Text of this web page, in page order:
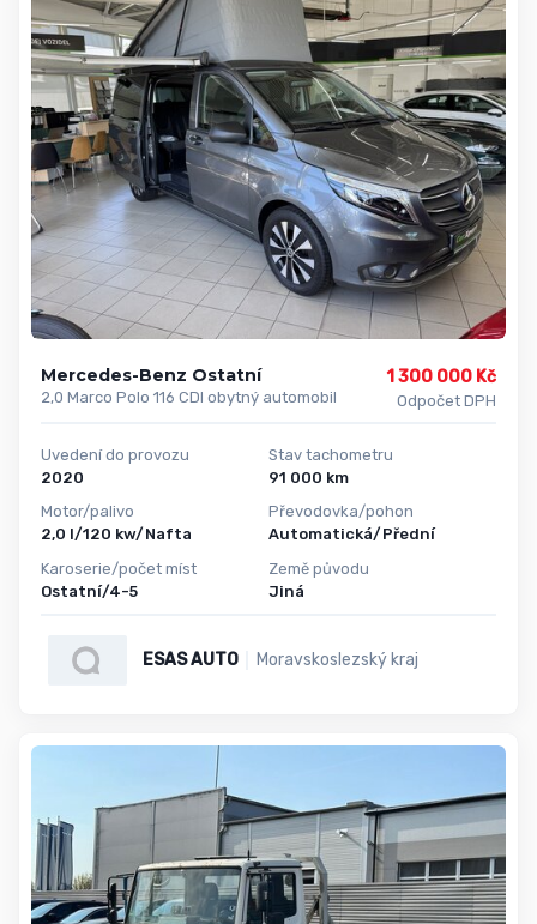
Mercedes-Benz Ostatní
2,0 Marco Polo 116 CDI obytný automobil
1 300 000 Kč
Odpočet DPH
Uvedení do provozu
2020
Motor/palivo
2,0 l/120 kw/Nafta
Karoserie/počet míst
Ostatní/4-5
Stav tachometru
91 000 km
Převodovka/pohon
Automatická/Přední
Země původu
Jiná
ESAS AUTO Moravskoslezský kraj